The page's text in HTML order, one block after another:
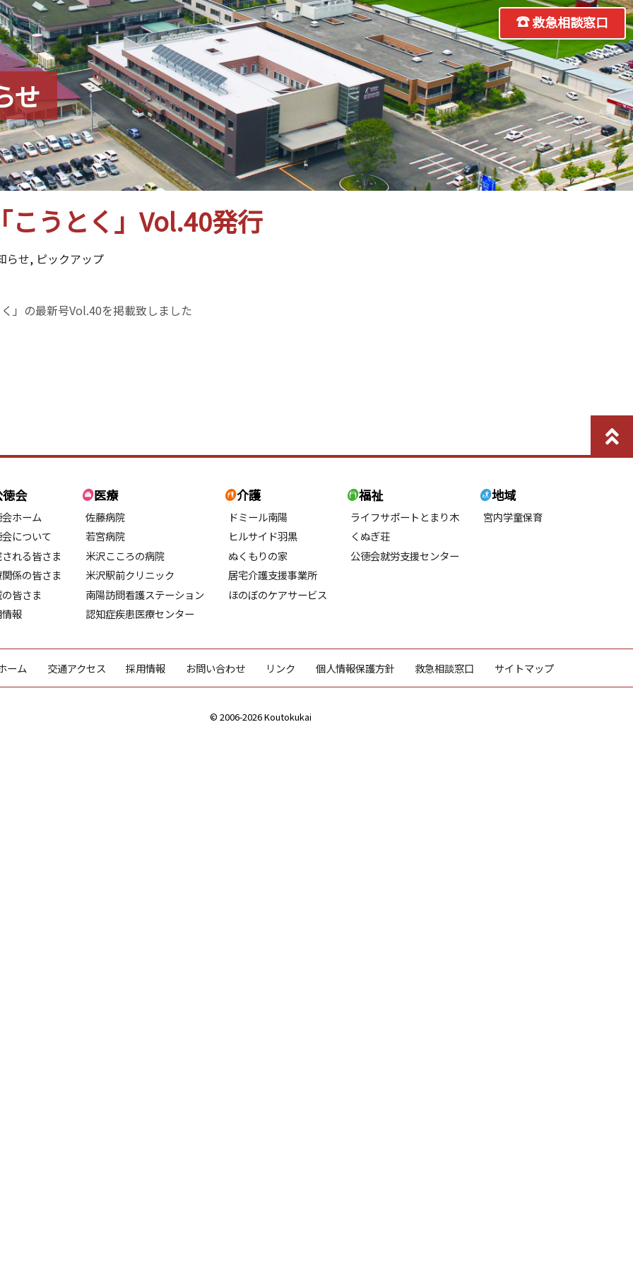
救急相談窓口
せ
こうとく」Vol.40発行
らせ, ピックアップ
」の最新号Vol.40を掲載致しました
会
ホーム
について
れる皆さま
係の皆さま
皆さま
報
医療
佐藤病院
若宮病院
米沢こころの病院
米沢駅前クリニック
南陽訪問看護ステーション
認知症疾患医療センター
介護
ドミール南陽
ヒルサイド羽黒
ぬくもりの家
居宅介護支援事業所
ほのぼのケアサービス
福祉
ライフサポートとまり木
くぬぎ荘
公徳会就労支援センター
地域
宮内学童保育
ーム 交通アクセス 採用情報 お問い合わせ リンク 個人情報保護方針 救急相談窓口 サイトマップ
© 2006-2026 Koutokukai